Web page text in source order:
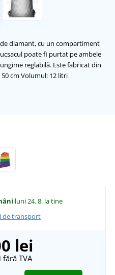
diamant, cu un compartiment
poate fi purtat pe ambele
reglabilă. Este fabricat din
cm Volumul: 12 litri
luni 24. 8. la tine
de transport
lei
fără TVA